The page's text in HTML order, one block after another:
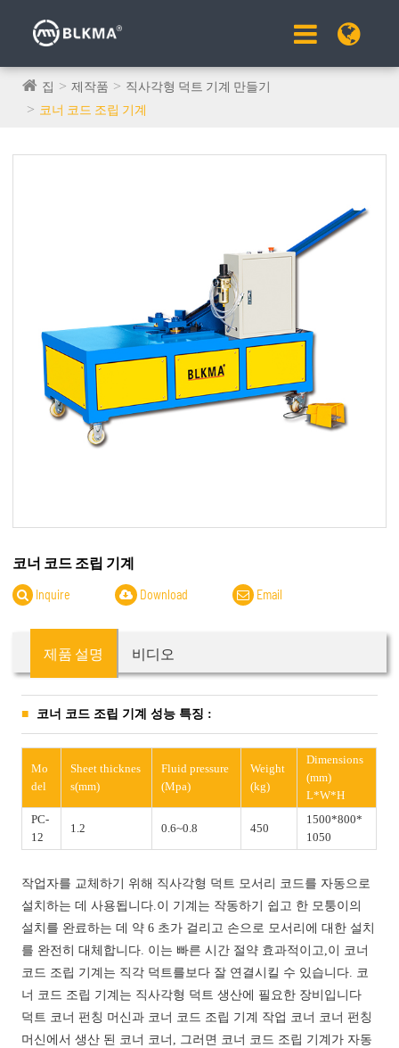
집 제작품
직사각형 덕트 기계 만들기
코너 코드 조립 기계
코너 코드 조립 기계
Inquire Download Email
제품 설명 비디오
코너 코드 조립 기계 성능 특징 :
Mo
del
Sheet thicknes
s(mm)
Fluid pressure
(Mpa)
Weight
(kg)
Dimensions
(mm)
L*W*H
PC-
12
1.2 0.6~0.8 450
1500*800*
1050
작업자를 교체하기 위해 직사각형 덕트 모서리 코드를 자동으로
설치하는 데 사용됩니다.이 기계는 작동하기 쉽고 한 모퉁이의
설치를 완료하는 데 약 6 초가 걸리고 손으로 모서리에 대한 설치
를 완전히 대체합니다. 이는 빠른 시간 절약 효과적이고,이 코너
코드 조립 기계는 직각 덕트를보다 잘 연결시킬 수 있습니다. 코
너 코드 조립 기계는 직사각형 덕트 생산에 필요한 장비입니다
덕트 코너 펀칭 머신과 코너 코드 조립 기계 작업 코너 코너 펀칭
머신에서 생산 된 코너 코너, 그러면 코너 코드 조립 기계가 자동